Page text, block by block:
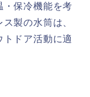
・保冷機能を考
製の水筒は、
ドア活動に適